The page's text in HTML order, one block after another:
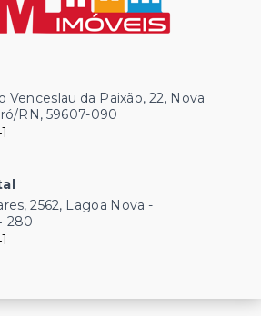
Venceslau da Paixão, 22, Nova
RN, 59607-090
2562, Lagoa Nova -
280